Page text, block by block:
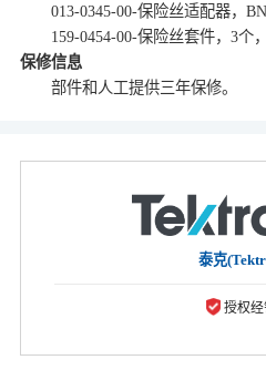
013-0345-00-保险丝适配器，
159-0454-00-保险丝套件，3个，
保修信息
部件和人工提供三年保修。
泰克
授权经